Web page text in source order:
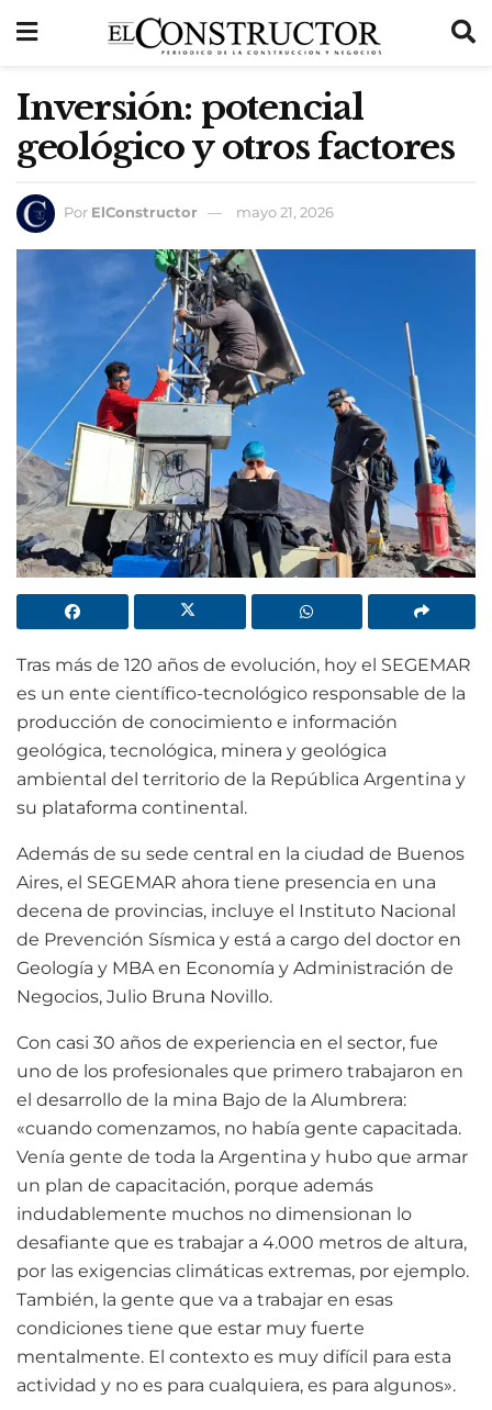
Inversión: potencial
geológico y otros factores
Por ElConstructor mayo 21, 2026
Tras más de 120 años de evolución, hoy el SEGEMAR
es un ente científico-tecnológico responsable de la
producción de conocimiento e información
geológica, tecnológica, minera y geológica
ambiental del territorio de la República Argentina y
su plataforma continental.
Además de su sede central en la ciudad de Buenos
Aires, el SEGEMAR ahora tiene presencia en una
decena de provincias, incluye el Instituto Nacional
de Prevención Sísmica y está a cargo del doctor en
Geología y MBA en Economía y Administración de
Negocios, Julio Bruna Novillo.
Con casi 30 años de experiencia en el sector, fue
uno de los profesionales que primero trabajaron en
el desarrollo de la mina Bajo de la Alumbrera:
«cuando comenzamos, no había gente capacitada.
Venía gente de toda la Argentina y hubo que armar
un plan de capacitación, porque además
indudablemente muchos no dimensionan lo
desafiante que es trabajar a 4.000 metros de altura,
por las exigencias climáticas extremas, por ejemplo.
También, la gente que va a trabajar en esas
condiciones tiene que estar muy fuerte
mentalmente. El contexto es muy difícil para esta
actividad y no es para cualquiera, es para algunos».